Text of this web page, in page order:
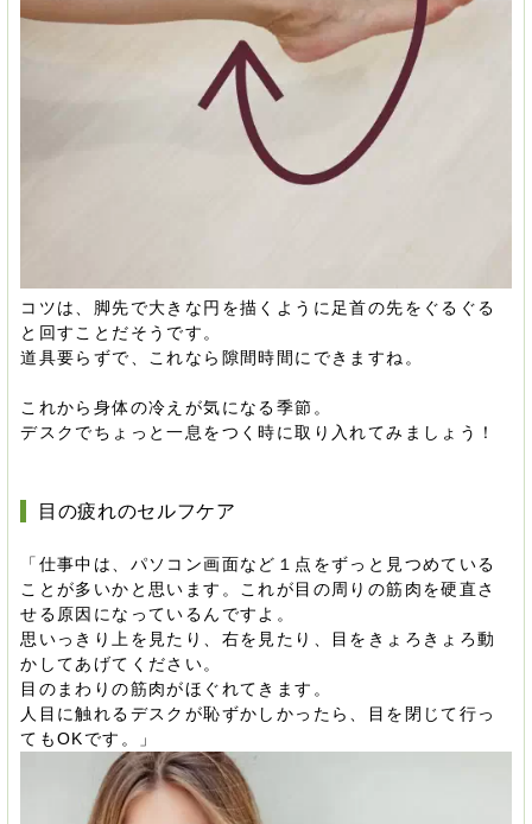
コツは、脚先で大きな円を描くように足首の先をぐるぐる
と回すことだそうです。
道具要らずで、これなら隙間時間にできますね。
これから身体の冷えが気になる季節。
デスクでちょっと一息をつく時に取り入れてみましょう！
目の疲れのセルフケア
「仕事中は、パソコン画面など１点をずっと見つめている
ことが多いかと思います。これが目の周りの筋肉を硬直さ
せる原因になっているんですよ。
思いっきり上を見たり、右を見たり、目をきょろきょろ動
かしてあげてください。
目のまわりの筋肉がほぐれてきます。
人目に触れるデスクが恥ずかしかったら、目を閉じて行っ
てもOKです。」